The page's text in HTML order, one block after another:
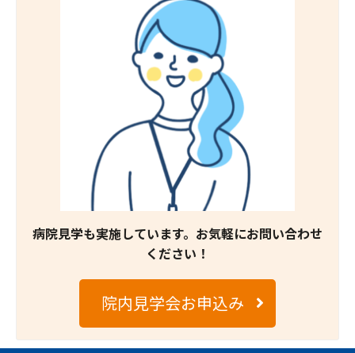
病院見学も実施しています。お気軽にお問い合わせ
ください！
院内見学会お申込み